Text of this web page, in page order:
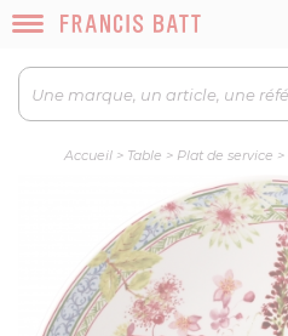
Accueil > Table > Plat de service >